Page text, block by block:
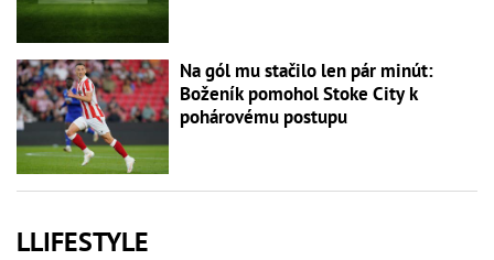
Na gól mu stačilo len pár minút:
Boženík pomohol Stoke City k
pohárovému postupu
LLIFESTYLE